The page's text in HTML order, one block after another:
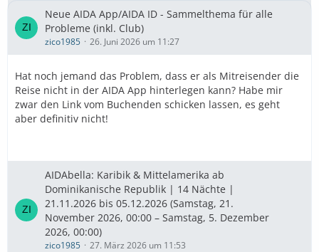
Neue AIDA App/AIDA ID - Sammelthema für alle
Probleme (inkl. Club)
zico1985 26. Juni 2026 um 11:27
Hat noch jemand das Problem, dass er als Mitreisender die
Reise nicht in der AIDA App hinterlegen kann? Habe mir
zwar den Link vom Buchenden schicken lassen, es geht
aber definitiv nicht!
AIDAbella: Karibik & Mittelamerika ab
Dominikanische Republik | 14 Nächte |
21.11.2026 bis 05.12.2026 (Samstag, 21.
November 2026, 00:00 – Samstag, 5. Dezember
2026, 00:00)
zico1985 27. März 2026 um 11:53